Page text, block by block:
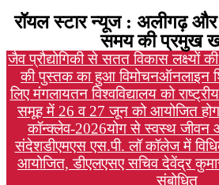
रॉयल स्टार न्यूज : अलीगढ़ और
समय की प्रमुख
जैव प्रौद्योगिकी से सतत विकास लक्ष्यों
की पुस्तक का हुआ विमोचनऑनलाइन
लिए मंगलायतन विश्वविद्यालय को
समूह में 26 व 27 जून को आयोजित
कॉन्क्लेव-2026योग से स्वस्थ
संदेशडीएमएस एस.पी. लॉ कॉलेज में
आयोजित, डीएलएसए सचिव देवेंद्र कुमार
संबोधित